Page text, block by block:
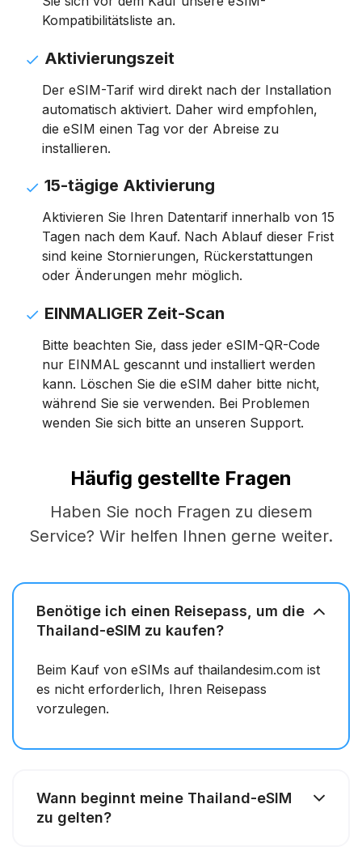
Kompatibilitätsliste an.
Aktivierungszeit
Der eSIM-Tarif wird direkt nach der Installation
automatisch aktiviert. Daher wird empfohlen,
die eSIM einen Tag vor der Abreise zu
installieren.
15-tägige Aktivierung
Aktivieren Sie Ihren Datentarif innerhalb von 15
Tagen nach dem Kauf. Nach Ablauf dieser Frist
sind keine Stornierungen, Rückerstattungen
oder Änderungen mehr möglich.
EINMALIGER Zeit-Scan
Bitte beachten Sie, dass jeder eSIM-QR-Code
nur EINMAL gescannt und installiert werden
kann. Löschen Sie die eSIM daher bitte nicht,
während Sie sie verwenden. Bei Problemen
wenden Sie sich bitte an unseren Support.
Häufig gestellte Fragen
Haben Sie noch Fragen zu diesem
Service? Wir helfen Ihnen gerne weiter.
Benötige ich einen Reisepass, um die
Thailand-eSIM zu kaufen?
Beim Kauf von eSIMs auf thailandesim.com ist
es nicht erforderlich, Ihren Reisepass
vorzulegen.
Wann beginnt meine Thailand-eSIM
zu gelten?